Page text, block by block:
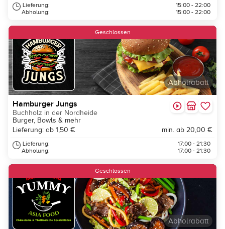
Lieferung:
Abholung:
15:00 - 22:00
15:00 - 22:00
Abholrabatt
Geschlossen
Hamburger Jungs
Buchholz in der Nordheide
Burger, Bowls & mehr
Lieferung: ab 1,50 €
min. ab 20,00 €
Lieferung:
Abholung:
17:00 - 21:30
17:00 - 21:30
Abholrabatt
Geschlossen